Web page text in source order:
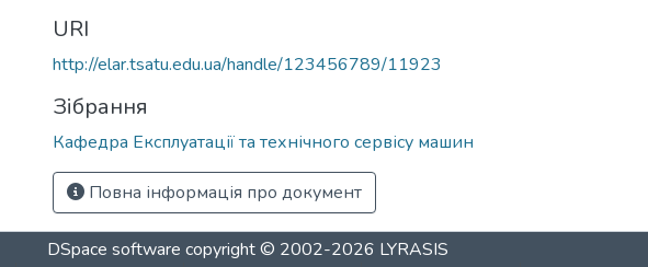
URI
http://elar.tsatu.edu.ua/handle/123456789/11923
Зібрання
Кафедра Експлуатації та технічного сервісу машин
Повна інформація про документ
DSpace software copyright © 2002-2026 LYRASIS